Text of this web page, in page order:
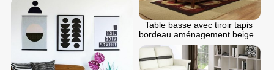
Table basse avec tiroir tapis
bordeau aménagement beige